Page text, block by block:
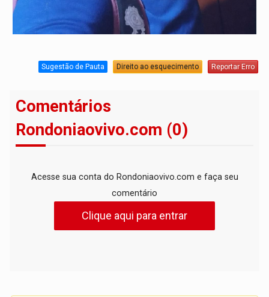
Sugestão de Pauta Direito ao esquecimento Reportar Erro
Comentários
Rondoniaovivo.com (0)
Acesse sua conta do Rondoniaovivo.com e faça seu
comentário
Clique aqui para entrar